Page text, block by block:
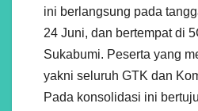
ini berlangsung pada
24 Juni, dan bertempat di
Sukabumi. Peserta yang
yakni seluruh GTK dan
Pada konsolidasi ini